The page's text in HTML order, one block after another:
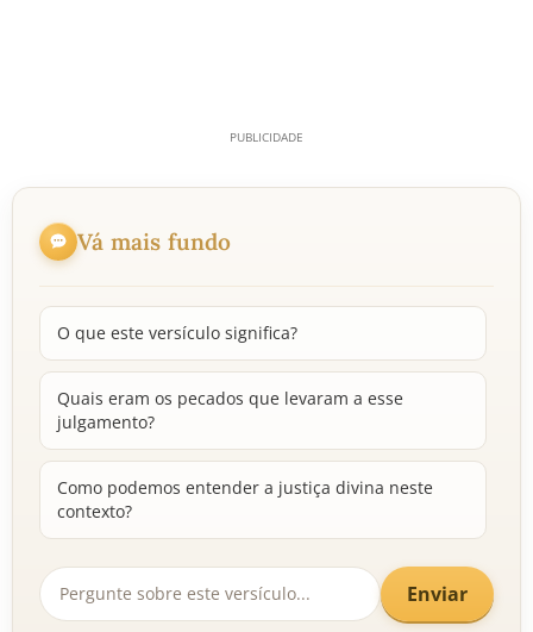
Vá mais fundo
O que este versículo significa?
Quais eram os pecados que levaram a esse
julgamento?
Como podemos entender a justiça divina neste
contexto?
Enviar